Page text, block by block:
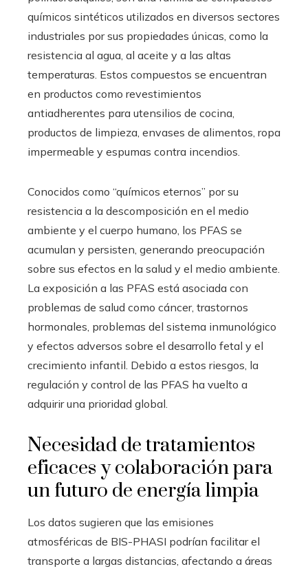
químicos sintéticos utilizados en diversos sectores
industriales por sus propiedades únicas, como la
resistencia al agua, al aceite y a las altas
temperaturas. Estos compuestos se encuentran
en productos como revestimientos
antiadherentes para utensilios de cocina,
productos de limpieza, envases de alimentos, ropa
impermeable y espumas contra incendios.
Conocidos como “químicos eternos” por su
resistencia a la descomposición en el medio
ambiente y el cuerpo humano, los PFAS se
acumulan y persisten, generando preocupación
sobre sus efectos en la salud y el medio ambiente.
La exposición a las PFAS está asociada con
problemas de salud como cáncer, trastornos
hormonales, problemas del sistema inmunológico
y efectos adversos sobre el desarrollo fetal y el
crecimiento infantil. Debido a estos riesgos, la
regulación y control de las PFAS ha vuelto a
adquirir una prioridad global.
Necesidad de tratamientos
eficaces y colaboración para
un futuro de energía limpia
Los datos sugieren que las emisiones
atmosféricas de BIS-PHASI podrían facilitar el
transporte a largas distancias, afectando a áreas